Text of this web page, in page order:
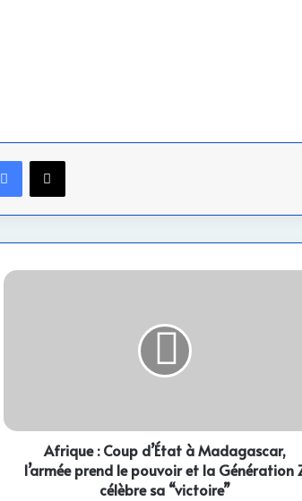
Facebook
X
Afrique
le
Afrique : Coup d’État à Madagascar,
l’armée prend le pouvoir et la Génération
célèbre sa “victoire”